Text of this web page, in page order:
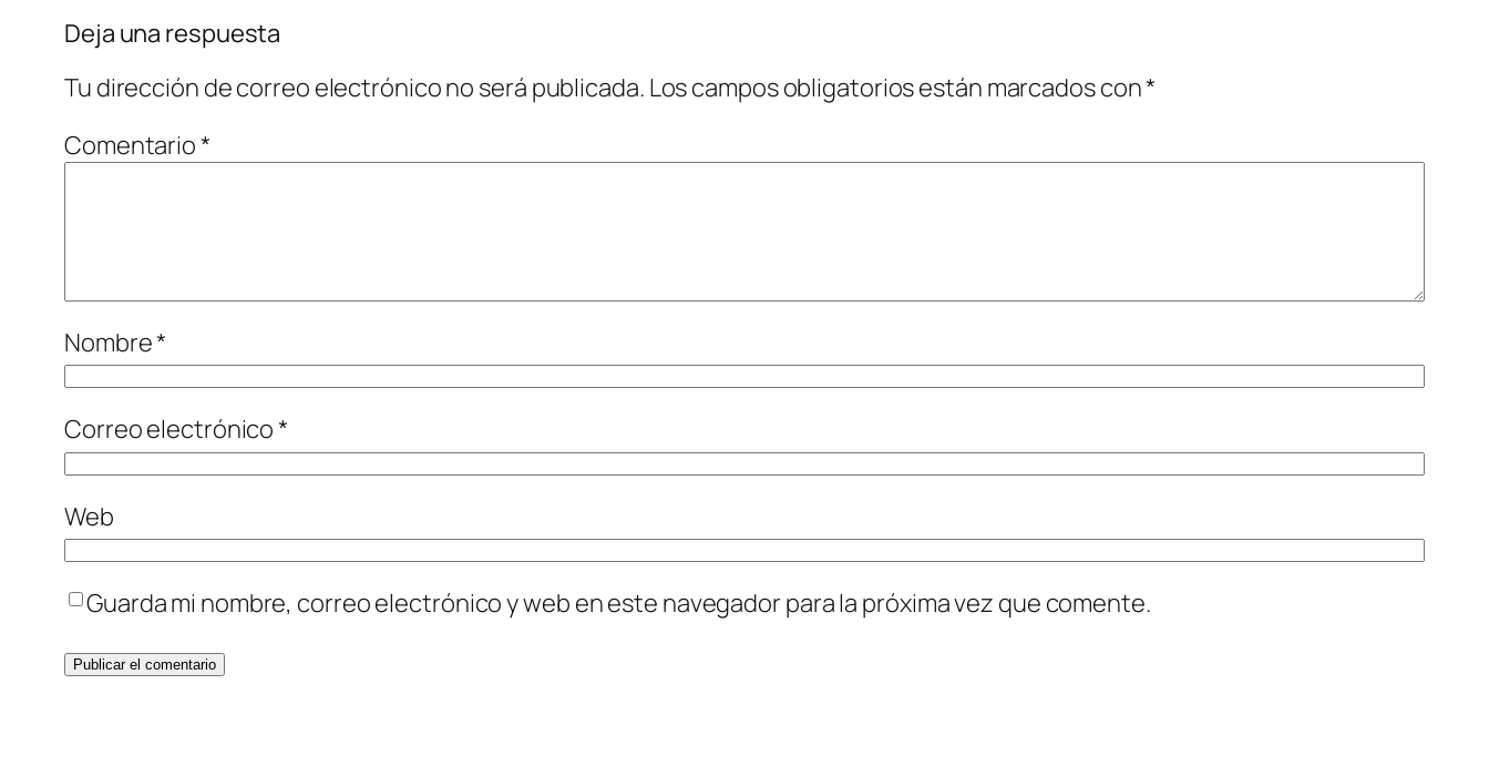
Deja una respuesta
Tu dirección de correo electrónico no será publicada. Los campos obligatorios están marcados con*
Comentario*
Nombre*
Correo electrónico*
Web
Guarda mi nombre, correo electrónico y web en este navegador para la próxima vez que comente.